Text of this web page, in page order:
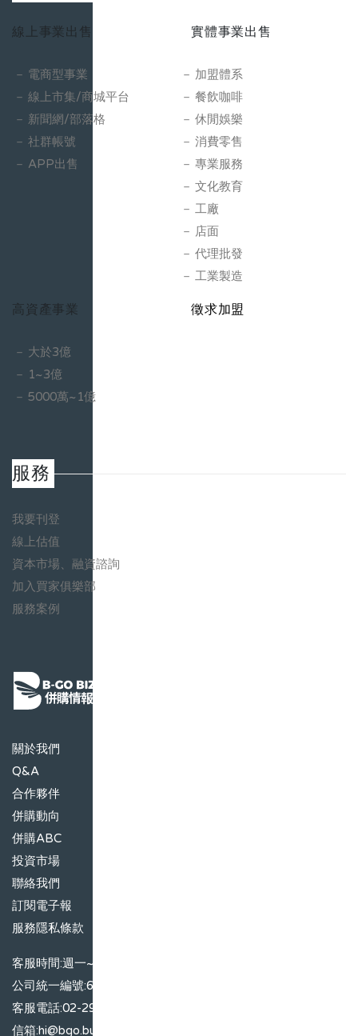
關於我們
Q&A
合作夥伴
併購動向
併購ABC
投資市場
聯絡我們
訂閱電子報
服務隱私條款
客服時間:週一~週五09:00~17:00
公司統一編號:66509415
客服電話:02-29188919
信箱:hi@bgo.business
線上事業出售
電商型事業
線上市集/商城平台
新聞網/部落格
社群帳號
APP出售
實體事業出售
加盟體系
餐飲咖啡
休閒娛樂
消費零售
專業服務
文化教育
工廠
店面
代理批發
工業製造
高資產事業
大於3億
1~3億
5000萬~1億
徵求加盟
服務
我要刊登
線上估值
資本市場、融資諮詢
加入買家俱樂部
服務案例